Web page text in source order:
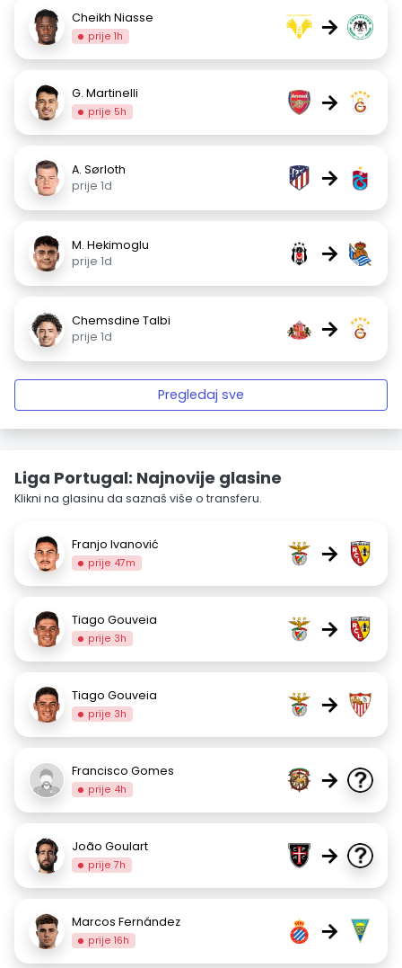
Cheikh Niasse
prije 1h →
G. Martinelli
prije 5h →
A. Sørloth
prije 1d
→
M. Hekimoglu
prije 1d
→
Chemsdine Talbi
prije 1d
→
Pregledaj sve
Liga Portugal: Najnovije glasine
Klikni na glasinu da saznaš više o transferu.
Franjo Ivanović
prije 47m →
Tiago Gouveia
prije 3h →
Tiago Gouveia
prije 3h →
Francisco Gomes
prije 4h →
João Goulart
prije 7h →
Marcos Fernández
prije 16h →